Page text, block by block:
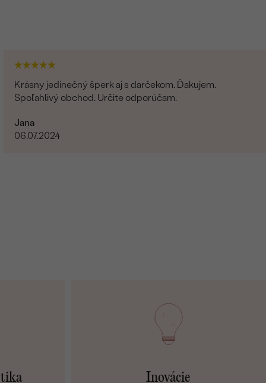
Krásny jedinečný šperk aj s darčekom. Ďakujem.
Spoľahlivý obchod. Určite odporúčam.
Jana
06.07.2024
Inovácie